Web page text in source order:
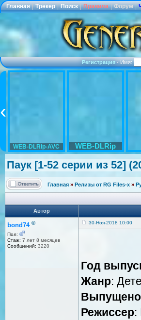
Главная | Трекер | Поиск | Правила | Форум |
Регистрация·Имя:
WEB-DLRip-AVC WEB-DLRip
Паук [1-52 серии из 52]
Главная » Релизы от RG Files-x »
Автор
bond74 ®
Пол:
Стаж: 7 лет 8 месяцев
Сообщений: 3220
30-Ноя-2018 10:00
Год
Жанр:
Выпущено
Режиссер: